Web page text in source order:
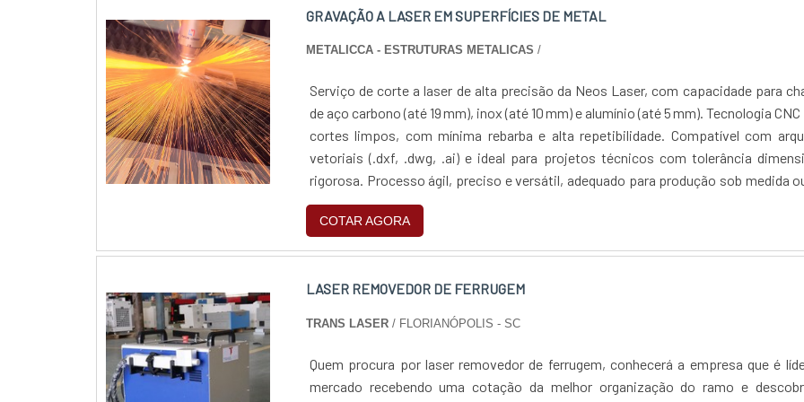
GRAVAÇÃO A LASER EM SUPERFÍCIES DE METAL
METALICCA - ESTRUTURAS METALICAS /
Serviço de corte a laser de alta precisão da Neos Laser, com capacidade para
de aço carbono (até 19 mm), inox (até 10 mm) e alumínio (até 5 mm). Tecnologia CNC
cortes limpos, com mínima rebarba e alta repetibilidade. Compatível com
vetoriais (.dxf, .dwg, .ai) e ideal para projetos técnicos com tolerância
rigorosa. Processo ágil, preciso e versátil, adequado para produção sob medida
escala, com suporte técnico especializado e foco na qualidade e eficiência.
COTAR AGORA
LASER REMOVEDOR DE FERRUGEM
TRANS LASER/ FLORIANÓPOLIS - SC
Quem procura por laser removedor de ferrugem, conhecerá a empresa que é
mercado recebendo uma cotação da melhor organização do ramo e